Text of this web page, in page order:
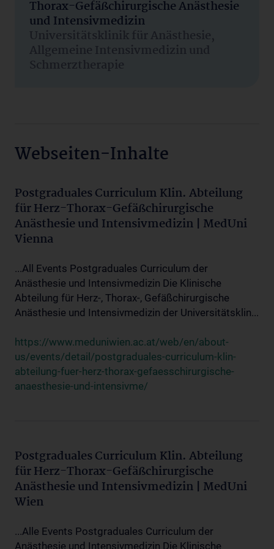
Thorax-Gefäßchirurgische Anästhesie
und Intensivmedizin
Universitätsklinik für Anästhesie,
Allgemeine Intensivmedizin und
Schmerztherapie
Webseiten-Inhalte
Postgraduales Curriculum Klin. Abteilung
für Herz-Thorax-Gefäßchirurgische
Anästhesie und Intensivmedizin | MedUni
Vienna
...All Events Postgraduales Curriculum der
Anästhesie und Intensivmedizin Die Klinische
Abteilung für Herz-, Thorax-, Gefäßchirurgische
Anästhesie und Intensivmedizin der Universitätsklin...
https://www.meduniwien.ac.at/web/en/about-
us/events/detail/postgraduales-curriculum-klin-
abteilung-fuer-herz-thorax-gefaesschirurgische-
anaesthesie-und-intensivme/
Postgraduales Curriculum Klin. Abteilung
für Herz-Thorax-Gefäßchirurgische
Anästhesie und Intensivmedizin | MedUni
Wien
...Alle Events Postgraduales Curriculum der
Anästhesie und Intensivmedizin Die Klinische